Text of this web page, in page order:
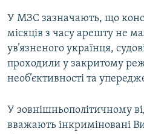
У МЗС зазначають, що
місяців з часу арешту не
ув’язненого українця,
проходили у закритому
необ’єктивності та
У зовнішньополітичному
вважають інкриміновані